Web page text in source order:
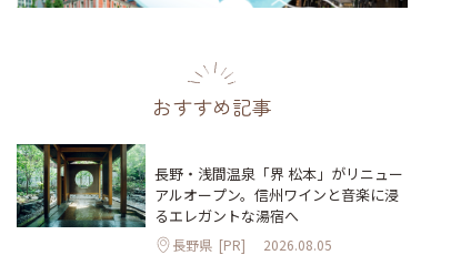
2021.01.24
おすすめ記事
長野・浅間温泉「界 松本」がリニュー
アルオープン。信州ワインと音楽に浸
るエレガントな湯宿へ
長野県 [PR] 2026.08.05